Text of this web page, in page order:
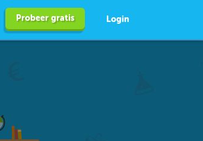
Probeer gratis Login